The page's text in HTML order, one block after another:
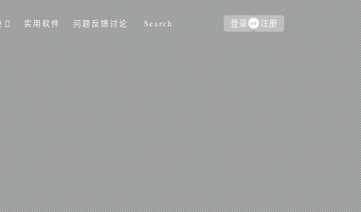
实用软件 问题反馈讨论 Search 登录 or 注册